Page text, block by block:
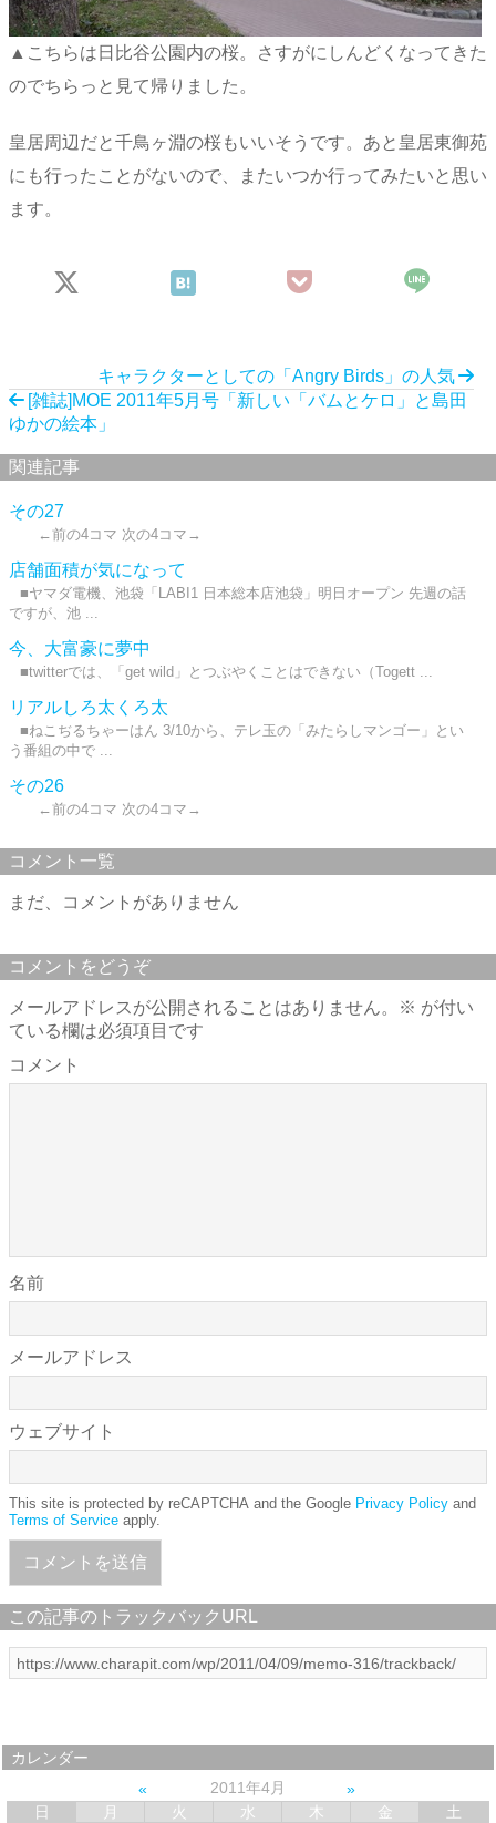
▲こちらは日比谷公園内の桜。さすがにしんどくなってきた
のでちらっと見て帰りました。
皇居周辺だと千鳥ヶ淵の桜もいいそうです。あと皇居東御苑
にも行ったことがないので、またいつか行ってみたいと思い
ます。
キャラクターとしての「Angry Birds」の人気
[雑誌]MOE 2011年5月号「新しい「バムとケロ」と島田
ゆかの絵本」
関連記事
その27
←前の4コマ 次の4コマ→
店舗面積が気になって
■ヤマダ電機、池袋「LABI1 日本総本店池袋」明日オープン 先週の話
ですが、池 ...
今、大富豪に夢中
■twitterでは、「get wild」とつぶやくことはできない（Togett ...
リアルしろ太くろ太
■ねこぢるちゃーはん 3/10から、テレ玉の「みたらしマンゴー」とい
う番組の中で ...
その26
←前の4コマ 次の4コマ→
コメント一覧
まだ、コメントがありません
コメントをどうぞ
メールアドレスが公開されることはありません。 ※ が付い
ている欄は必須項目です
コメント
名前
メールアドレス
ウェブサイト
This site is protected by reCAPTCHA and the Google Privacy Policy and
Terms of Service apply.
この記事のトラックバックURL
カレンダー
2011年4月
日
月 火 水 木 金
土